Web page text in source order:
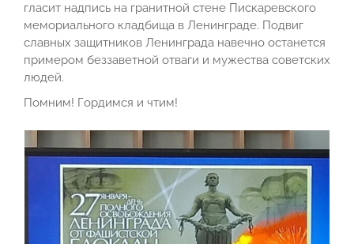
гласит надпись на гранитной стене Пискаревского
мемориального кладбища в Ленинграде. Подвиг
славных защитников Ленинграда навечно останется
примером беззаветной отваги и мужества советских
людей.
Помним! Гордимся и чтим!